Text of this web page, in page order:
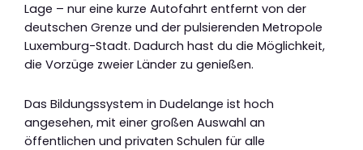
Lage – nur eine kurze Autofahrt entfernt von der
deutschen Grenze und der pulsierenden Metropole
Luxemburg-Stadt. Dadurch hast du die Möglichkeit,
die Vorzüge zweier Länder zu genießen.
Das Bildungssystem in Dudelange ist hoch
angesehen, mit einer großen Auswahl an
öffentlichen und privaten Schulen für alle